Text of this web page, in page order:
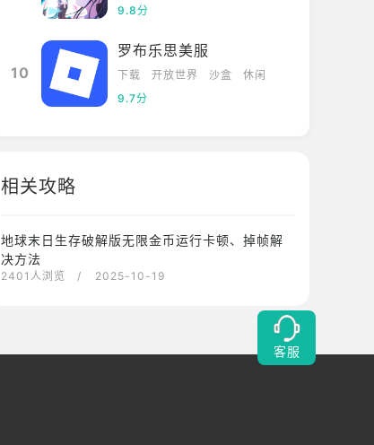
客服
9.8分
10
罗布乐思美服
下载 开放世界 沙盒
休闲
9.7分
相关攻略
地球末日生存破解版无限金币运行卡顿、掉帧解
决方法
2401人浏览 / 2025-10-19